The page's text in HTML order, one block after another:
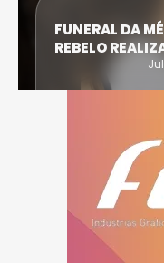
FUNERAL DA
REBELO